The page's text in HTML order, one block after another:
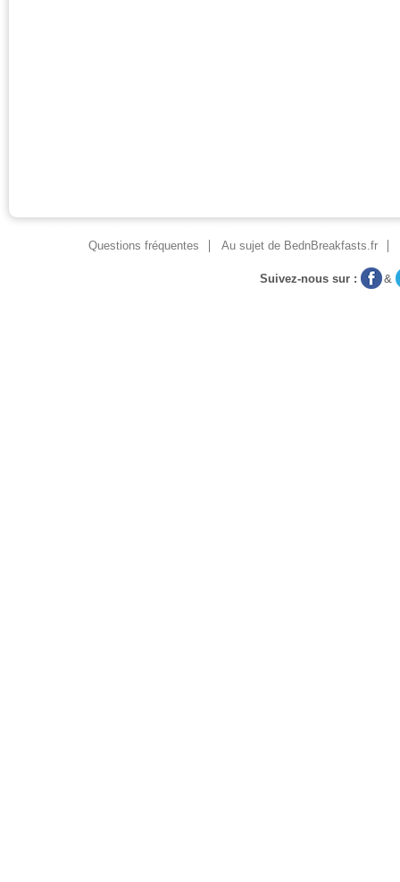
Questions fréquentes Au sujet de BednBreakfasts.fr
Suivez-nous sur : &